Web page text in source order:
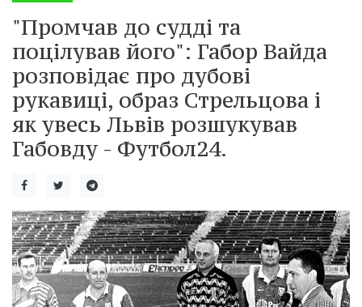
"Промчав до судді та
поцілував його": Габор Вайда
розповідає про дубові
рукавиці, образ Стрельцова і
як увесь Львів розшукував
Габовду - Футбол24.